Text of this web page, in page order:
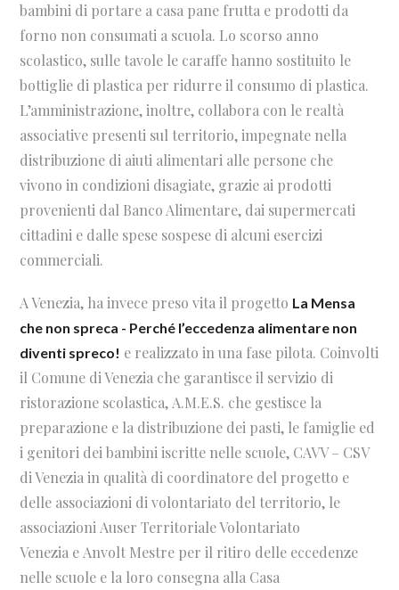
bambini di portare a casa pane frutta e prodotti da
forno non consumati a scuola. Lo scorso anno
scolastico, sulle tavole le caraffe hanno sostituito le
bottiglie di plastica per ridurre il consumo di plastica.
L’amministrazione, inoltre, collabora con le realtà
associative presenti sul territorio, impegnate nella
distribuzione di aiuti alimentari alle persone che
vivono in condizioni disagiate, grazie ai prodotti
provenienti dal Banco Alimentare, dai supermercati
cittadini e dalle spese sospese di alcuni esercizi
commerciali.
A Venezia, ha invece preso vita il progetto La Mensa
che non spreca - Perché l’eccedenza alimentare non
diventi spreco! e realizzato in una fase pilota. Coinvolti
il Comune di Venezia che garantisce il servizio di
ristorazione scolastica, A.M.E.S. che gestisce la
preparazione e la distribuzione dei pasti, le famiglie ed
i genitori dei bambini iscritte nelle scuole, CAVV – CSV
di Venezia in qualità di coordinatore del progetto e
delle associazioni di volontariato del territorio, le
associazioni Auser Territoriale Volontariato
Venezia e Anvolt Mestre per il ritiro delle eccedenze
nelle scuole e la loro consegna alla Casa